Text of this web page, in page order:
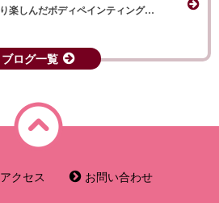
思いっきり楽しんだボディペインティング～エンゼルステーション保育園（はな・にじ・うみ・つき組）
ブログ一覧
アクセス お問い合わせ